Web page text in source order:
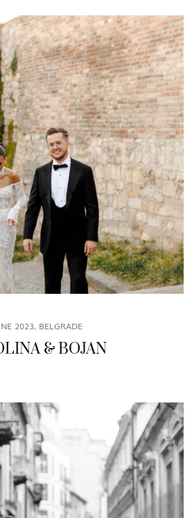
2023, BELGRADE
& BOJAN